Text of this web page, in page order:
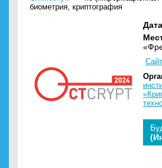
биометрия, криптография